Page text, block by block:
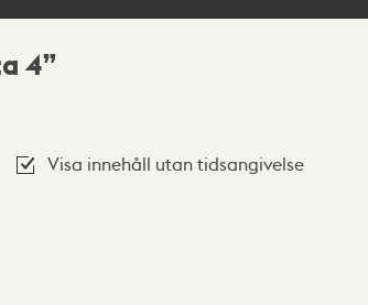
4
Visa innehåll utan tidsangivelse